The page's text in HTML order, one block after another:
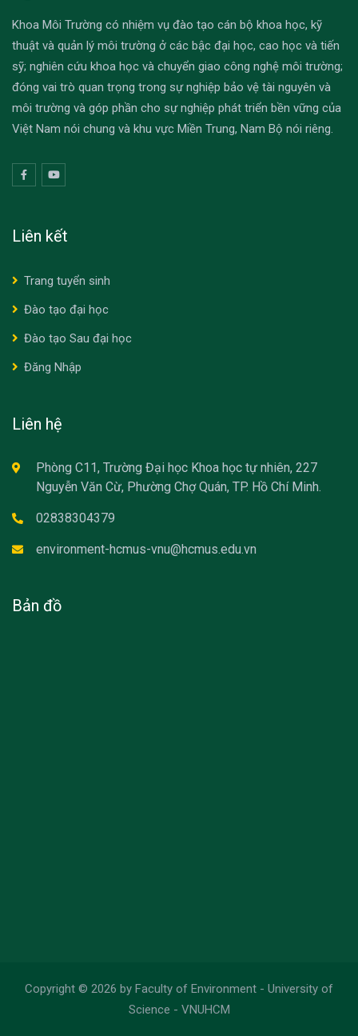
Khoa Môi Trường có nhiệm vụ đào tạo cán bộ khoa học, kỹ
thuật và quản lý môi trường ở các bậc đại học, cao học và tiến
sỹ; nghiên cứu khoa học và chuyển giao công nghệ môi trường;
đóng vai trò quan trọng trong sự nghiệp bảo vệ tài nguyên và
môi trường và góp phần cho sự nghiệp phát triển bền vững của
Việt Nam nói chung và khu vực Miền Trung, Nam Bộ nói riêng.
Liên kết
Trang tuyển sinh
Đào tạo đại học
Đào tạo Sau đại học
Đăng Nhập
Liên hệ
Phòng C11, Trường Đại học Khoa học tự nhiên, 227
Nguyễn Văn Cừ, Phường Chợ Quán, TP. Hồ Chí Minh.
02838304379
environment-hcmus-vnu@hcmus.edu.vn
Bản đồ
Copyright © 2026 by Faculty of Environment - University of
Science - VNUHCM